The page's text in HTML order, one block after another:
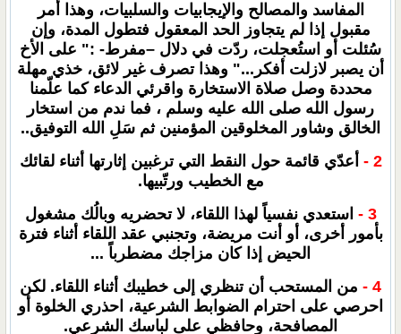
المفاسد والمصالح والإيجابيات والسلبيات، وهذا أمر
مقبول إذا لم يتجاوز الحد المعقول فتطول المدة، وإن
سُئلت أو استُعجلت، ردّت في دلال –مفرط- :" على الأخ
أن يصبر لازلت أفكر..." وهذا تصرف غير لائق، خذي مهلة
محددة وصل صلاة الاستخارة واقرئي الدعاء كما علّمنا
رسول الله صلى الله عليه وسلم ، فما ندم من استخار
الخالق وشاور المخلوقين المؤمنين ثم سَلِ الله التوفيق..
2 -
أعدّي قائمة حول النقط التي ترغبين إثارتها أثناء لقائك
مع الخطيب ورتّبيها.
3 -
استعدي نفسياً لهذا اللقاء، لا تحضريه وبالُك مشغول
بأمور أخرى، أو أنت مريضة، وتجنبي عقد اللقاء أثناء فترة
الحيض إذا كان مزاجك مضطرباً ...
4 -
من المستحب أن تنظري إلى خطيبك أثناء اللقاء. لكن
احرصي على احترام الضوابط الشرعية، احذري الخلوة أو
المصافحة، وحافظي على لباسك الشرعي.